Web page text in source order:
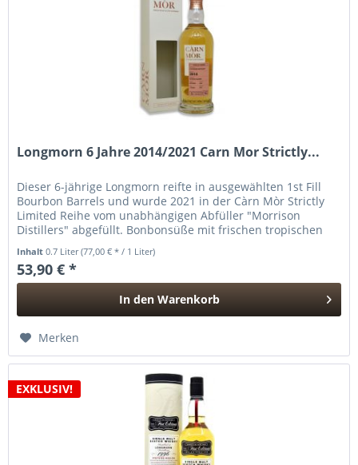
Longmorn 6 Jahre 2014/2021 Carn Mor Strictly...
Dieser 6-jährige Longmorn reifte in ausgewählten 1st Fill
Bourbon Barrels und wurde 2021 in der Càrn Mòr Strictly
Limited Reihe vom unabhängigen Abfüller "Morrison
Distillers" abgefüllt. Bonbonsüße mit frischen tropischen
Inhalt0.7 Liter(77,00 € * / 1 Liter)
53,90 € *
In den Warenkorb
Merken
EXKLUSIV!